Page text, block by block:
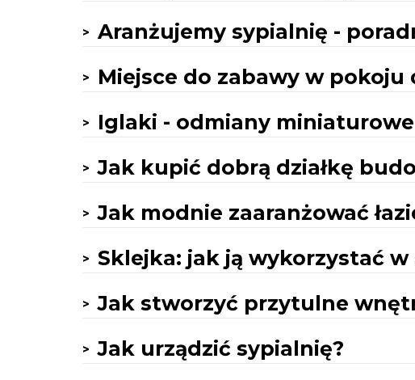
Aranżujemy sypialnię -
Miejsce do zabawy w pokoju
Iglaki - odmiany miniaturowe
Jak kupić dobrą działkę
Jak modnie zaaranżować
Sklejka: jak ją wykorzystać
Jak stworzyć przytulne
Jak urządzić sypialnię?